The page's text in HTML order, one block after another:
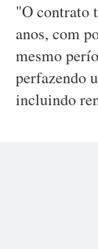
"O contrato
anos, com
mesmo
perfazendo
incluindo